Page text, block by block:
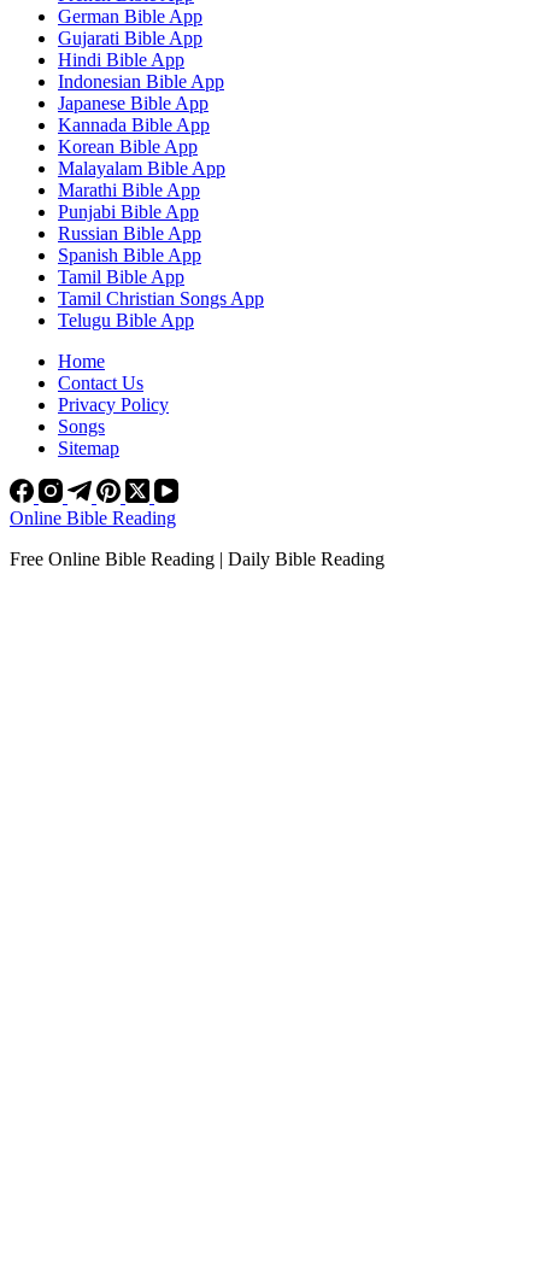
German Bible App
Gujarati Bible App
Hindi Bible App
Indonesian Bible App
Japanese Bible App
Kannada Bible App
Korean Bible App
Malayalam Bible App
Marathi Bible App
Punjabi Bible App
Russian Bible App
Spanish Bible App
Tamil Bible App
Tamil Christian Songs App
Telugu Bible App
Home
Contact Us
Privacy Policy
Songs
Sitemap
Online Bible Reading
Free Online Bible Reading | Daily Bible Reading